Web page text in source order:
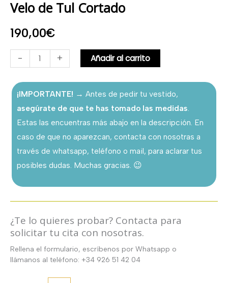
Velo de Tul Cortado
190,00€
- + Añadir al carrito
¡IMPORTANTE! → Antes de pedir tu vestido,
asegúrate de que te has tomado las medidas.
Estas las encuentras más abajo en la descripción. En
caso de que no aparezcan, contacta con nosotras a
través de whatsapp, teléfono o mail, para aclarar tus
posibles dudas. Muchas gracias. 😉
¿Te lo quieres probar? Contacta para
solicitar tu cita con nosotras.
Rellena el formulario, escríbenos por Whatsapp o
llámanos al teléfono: +34 926 51 42 04